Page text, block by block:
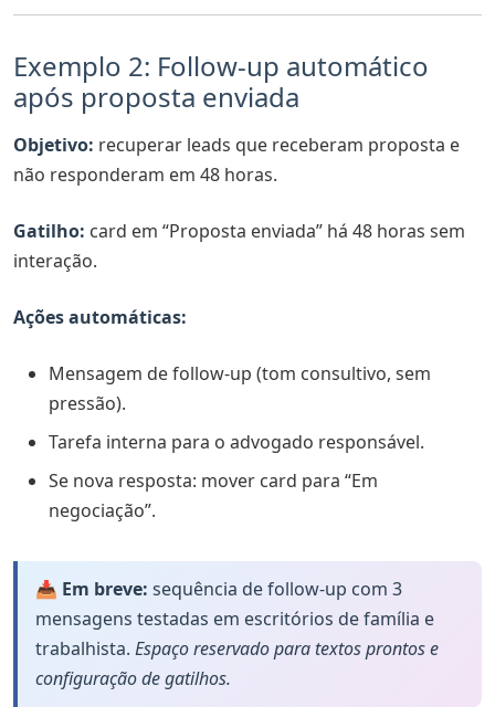
Exemplo 2: Follow-up automático
após proposta enviada
Objetivo: recuperar leads que receberam proposta e
não responderam em 48 horas.
Gatilho: card em “Proposta enviada” há 48 horas sem
interação.
Ações automáticas:
Mensagem de follow-up (tom consultivo, sem
pressão).
Tarefa interna para o advogado responsável.
Se nova resposta: mover card para “Em
negociação”.
📥 Em breve: sequência de follow-up com 3
mensagens testadas em escritórios de família e
trabalhista. Espaço reservado para textos prontos e
configuração de gatilhos.